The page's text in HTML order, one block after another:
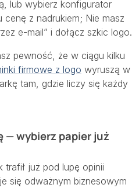
lub wybierz konfigurator
cenę z nadrukiem; Nie masz
e-mail” i dołącz szkic logo.
pewność, że w ciągu kilku
firmowe z logo wyruszą w
tam, gdzie liczy się każdy
— wybierz papier już
już pod lupę opinii
się odważnym biznesowym